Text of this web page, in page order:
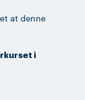
at denne
i